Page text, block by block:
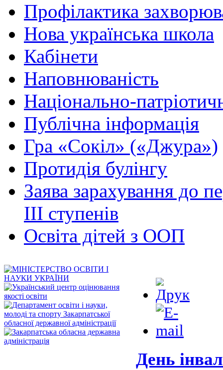
Профілактика
Нова українська школа
Кабінети
Наповнюваність
Національно-
Публічна інформація
Гра «Сокіл» («Джура»)
Протидія булінгу
Заява зарахування до
ІІІ ступенів
Освіта дітей з ООП
День